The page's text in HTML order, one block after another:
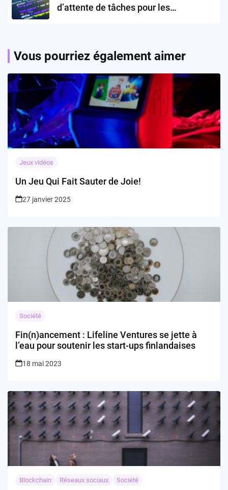
d’attente de tâches pour les
Vous pourriez également aimer
Jeux vidéos
Un Jeu Qui Fait Sauter de Joie!
27 janvier 2025
Société
Fin(n)ancement : Lifeline Ventures se jette à
l’eau pour soutenir les start-ups finlandaises
18 mai 2023
Blockchain Réseaux sociaux Société